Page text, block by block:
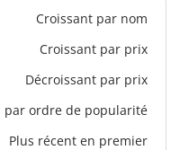
Croissant par nom
Croissant par prix
Décroissant par prix
par ordre de popularité
Plus récent en premier
71530 - Bateau pirates
149,99 C$ -30%
104,99 C$
Au panier